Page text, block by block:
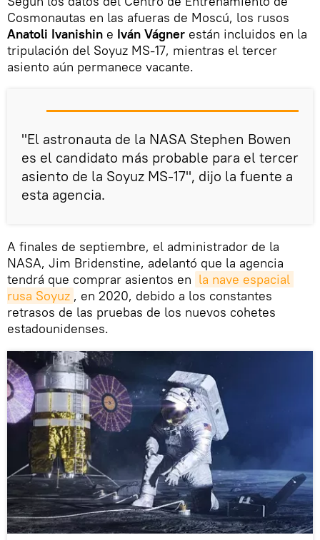
Cosmonautas en las afueras de Moscú, los rusos
Anatoli Ivanishin e Iván Vágner están incluidos en la
tripulación del Soyuz MS-17, mientras el tercer
asiento aún permanece vacante.
"El astronauta de la NASA Stephen Bowen
es el candidato más probable para el tercer
asiento de la Soyuz MS-17", dijo la fuente a
esta agencia.
A finales de septiembre, el administrador de la
NASA, Jim Bridenstine, adelantó que la agencia
tendrá que comprar asientos en la nave espacial
rusa Soyuz , en 2020, debido a los constantes
retrasos de las pruebas de los nuevos cohetes
estadounidenses.